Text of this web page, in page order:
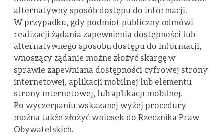
alternatywny sposób dostępu do informacji.
W przypadku, gdy podmiot publiczny odmówi
realizacji żądania zapewnienia dostępności lub
alternatywnego sposobu dostępu do informacji,
wnoszący żądanie możne złożyć skargę w
sprawie zapewniana dostępności cyfrowej strony
internetowej, aplikacji mobilnej lub elementu
strony internetowej, lub aplikacji mobilnej.
Po wyczerpaniu wskazanej wyżej procedury
można także złożyć wniosek do Rzecznika Praw
Obywatelskich.